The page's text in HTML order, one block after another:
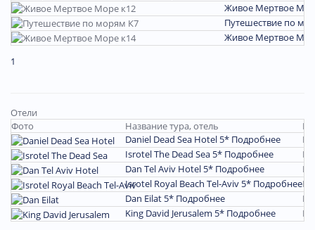
Живое Мертвое
Путешествие по
Живое Мертвое
1
Отели
Фото
Название тура, отель
Daniel Dead Sea Hotel 5* Подробнее
Isrotel The Dead Sea 5* Подробнее
Dan Tel Aviv Hotel 5* Подробнее
Isrotel Royal Beach Tel-Aviv 5* Подробнее
Dan Eilat 5* Подробнее
King David Jerusalem 5* Подробнее